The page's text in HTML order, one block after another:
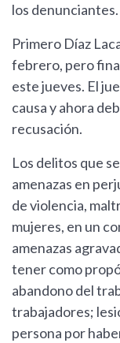
los denunciantes.
Primero Díaz
febrero, pero
este jueves. El
causa y ahora
recusación.
Los delitos que
amenazas en
de violencia,
mujeres, en un
amenazas
tener como
abandono del
trabajadores;
persona por